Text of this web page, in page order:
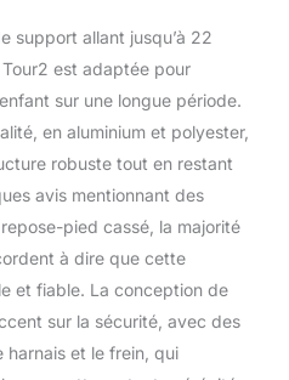
assurent une
conduite souple et
roues avant
pivotantes
verrouillables avec
suspension
manœuvrabilité
support allant jusqu’à 22
est adaptée pour
sur une longue période.
en aluminium et polyester,
robuste tout en restant
avis mentionnant des
pied cassé, la majorité
à dire que cette
et fiable. La conception de
sur la sécurité, avec des
harnais et le frein, qui